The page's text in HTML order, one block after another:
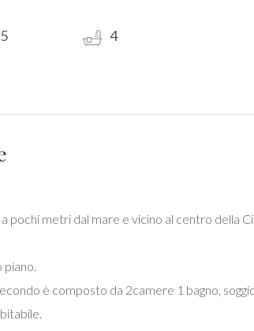
5 4
pochi metri dal mare e vicino al centro della
piano.
è composto da 2camere 1 bagno,